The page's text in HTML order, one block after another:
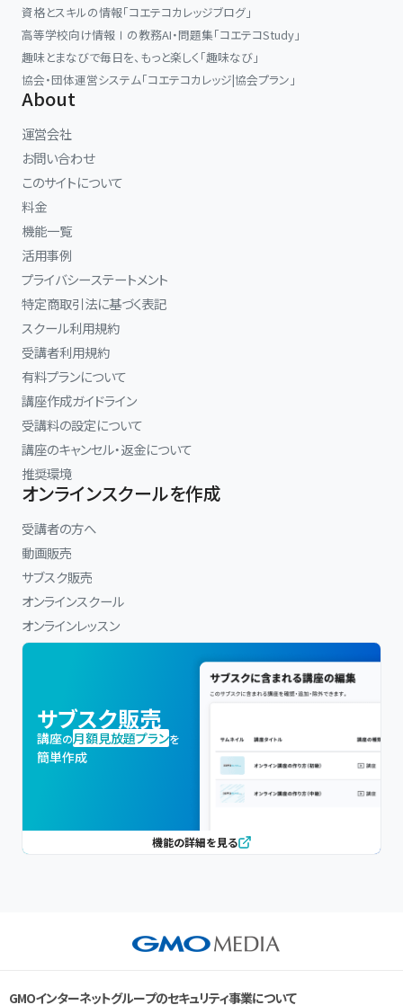
資格とスキルの情報「コエテコカレッジブログ」
高等学校向け情報Ⅰの教務AI・問題集「コエテコStudy」
趣味とまなびで毎日を、もっと楽しく「趣味なび」
協会・団体運営システム「コエテコカレッジ|協会プラン」
About
運営会社
お問い合わせ
このサイトについて
料金
機能一覧
活用事例
プライバシーステートメント
特定商取引法に基づく表記
スクール利用規約
受講者利用規約
有料プランについて
講座作成ガイドライン
受講料の設定について
講座のキャンセル・返金について
推奨環境
オンラインスクールを作成
受講者の方へ
動画販売
サブスク販売
オンラインスクール
オンラインレッスン
サブスク販売
講座の月額見放題プランを
簡単作成
機能の詳細を見る
GMOインターネットグループのセキュリティ事業について